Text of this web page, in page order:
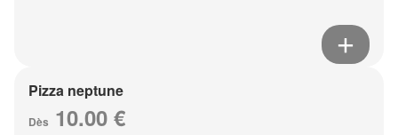
Pizza neptune
Dès 10.00 €